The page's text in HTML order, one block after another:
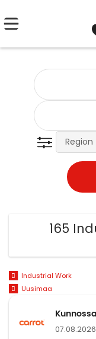
Region
165
Industrial Work
Uusimaa